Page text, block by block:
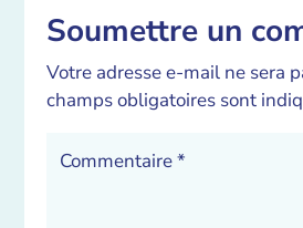
Soumettre un
Votre adresse e-mail ne sera
champs obligatoires sont